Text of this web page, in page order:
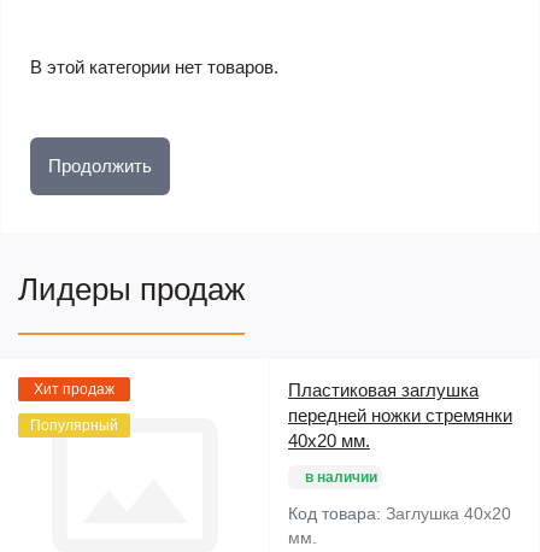
В этой категории нет товаров.
Продолжить
Лидеры продаж
Хит продаж
Популярный
Пластиковая заглушка
передней ножки стремянки
40х20 мм.
в наличии
Код товара: Заглушка 40х20
мм.